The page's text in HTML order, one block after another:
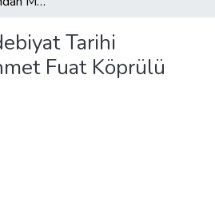
Tarihi
Fuat Köprülü